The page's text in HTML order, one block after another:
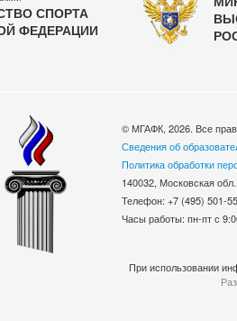
СПОРТА
ФЕДЕРАЦИИ
© МГАФК, 2026. Все
Сведения об
Политика обработки
140032, Московская
Телефон: +7 (495)
Часы работы: пн-пт с
При использовании